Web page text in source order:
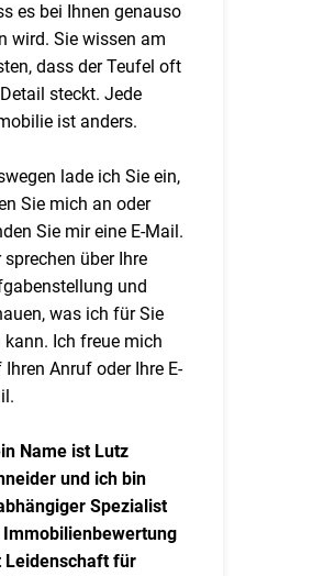
es bei Ihnen genauso
wird. Sie wissen am
dass der Teufel oft
steckt. Jede
ist anders.
lade ich Sie ein,
Sie mich an oder
Sie mir eine E-Mail.
sprechen über Ihre
und
was ich für Sie
kann. Ich freue mich
Ihren Anruf oder Ihre E-
Name ist Lutz
und ich bin
Spezialist
Leidenschaft für